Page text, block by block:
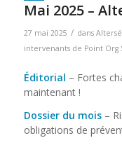
Mai 2025 –
27 mai 2025 / dans
intervenants de Point Org
Éditorial – Fortes
maintenant !
Dossier du mois–
obligations de